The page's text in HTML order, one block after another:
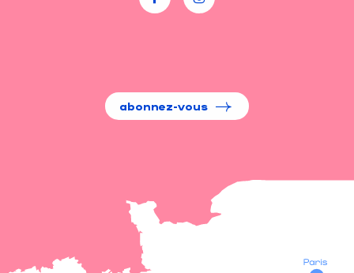
abonnez-vous